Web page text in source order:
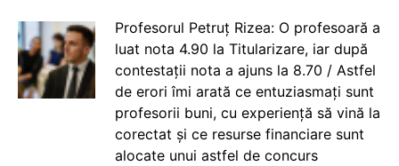
Profesorul Petruț Rizea: O profesoară a
luat nota 4.90 la Titularizare, iar după
contestații nota a ajuns la 8.70 / Astfel
de erori îmi arată ce entuziasmați sunt
profesorii buni, cu experiență să vină la
corectat și ce resurse financiare sunt
alocate unui astfel de concurs